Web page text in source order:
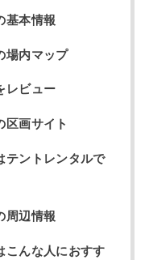
基本情報
場内マップ
レビュー
区画サイト
テントレンタルで
周辺情報
こんな人におすす